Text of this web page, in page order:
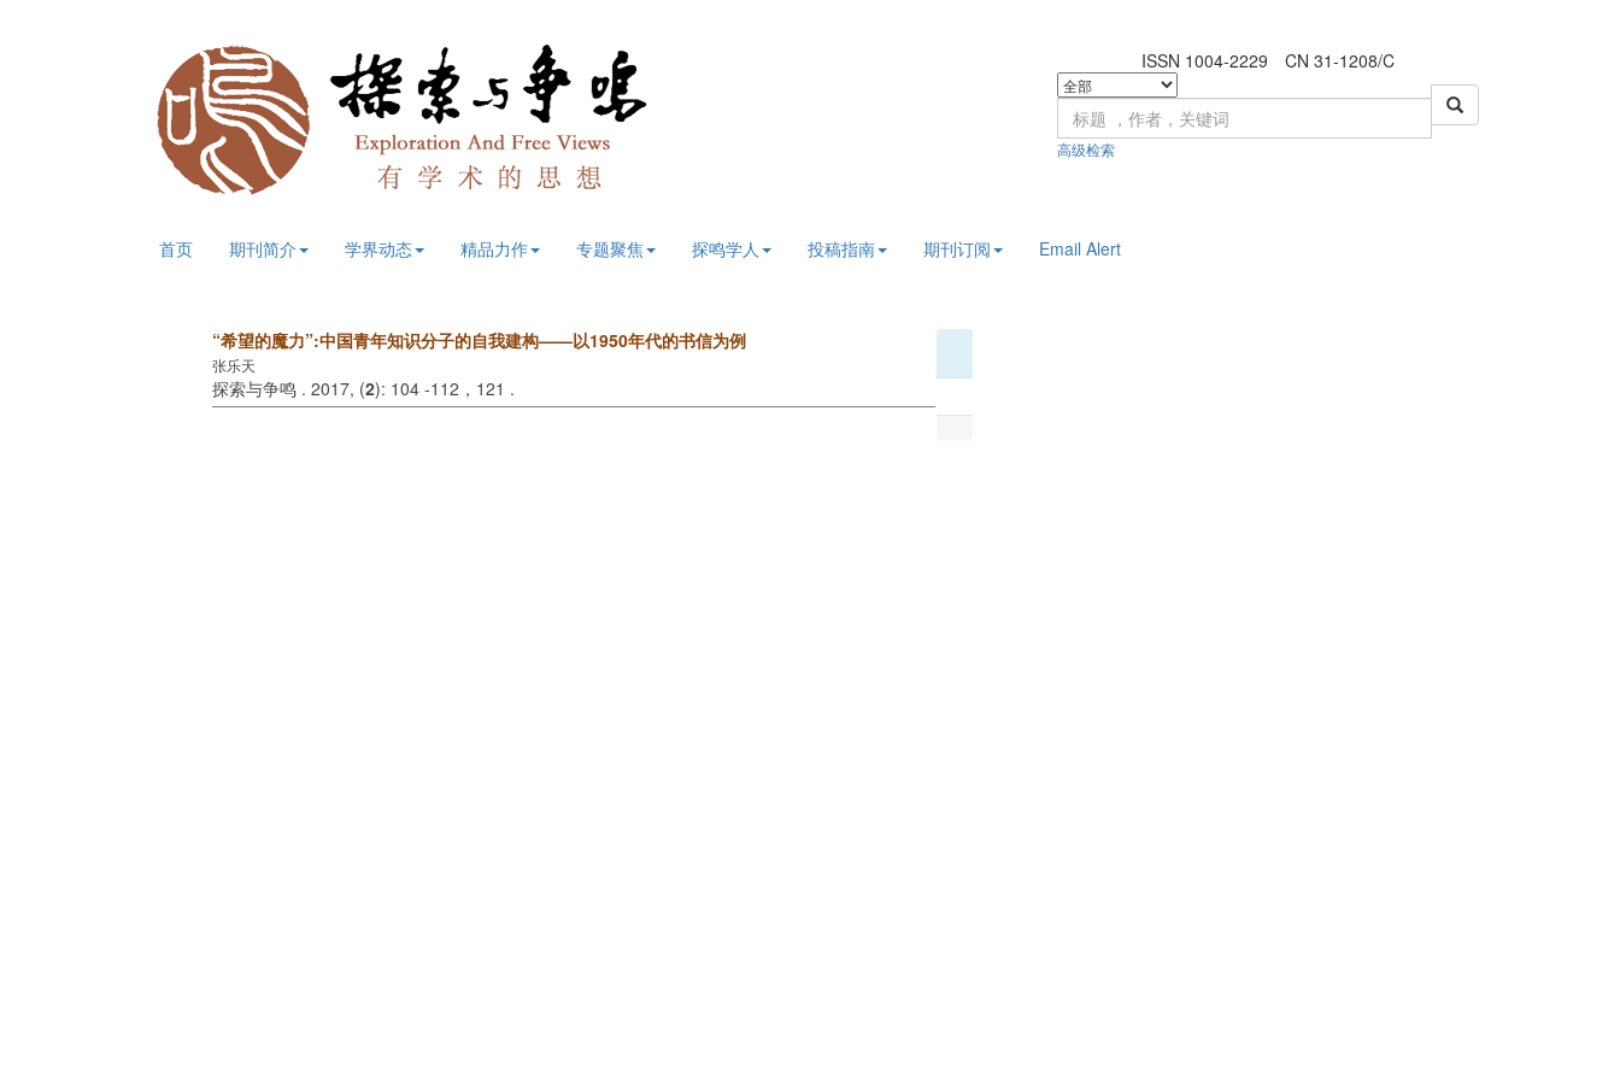
ISSN 1004-2229 CN 31-1208/C
高级检索
首页 期刊简介 学界动态 精品力作 专题聚焦 探鸣学人 投稿指南 期刊订阅 Email Alert
“希望的魔力”:中国青年知识分子的自我建构——以1950年代的书信为例
张乐天
探索与争鸣 . 2017, (2): 104 -112，121 .